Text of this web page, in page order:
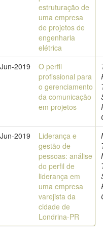
estruturação de
uma empresa
de projetos de
engenharia
elétrica
2019
O perfil
profissional para
o gerenciamento
da comunicação
em projetos
2019
Liderança e
gestão de
pessoas: análise
do perfil de
liderança em
uma empresa
varejista da
cidade de
Londrina-PR